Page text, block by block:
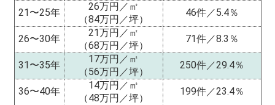
21〜25年
26万円／㎡
（84万円／坪）
46件／5.4％
26〜30年
21万円／㎡
（68万円／坪）
71件／8.3％
31〜35年
17万円／㎡
（56万円／坪）
250件／29.4％
36〜40年
14万円／㎡
（48万円／坪）
199件／23.4％